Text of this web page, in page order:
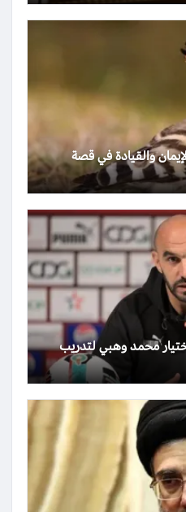
والقيادة في قصة
محمد وهبي لتدريب